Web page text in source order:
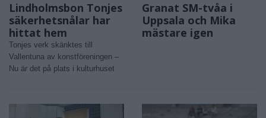
Lindholmsbon Tonjes
säkerhetsnålar har
hittat hem
Tonjes verk skänktes till
Vallentuna av konstföreningen –
Nu är det på plats i kulturhuset
Granat SM-tvåa i
Uppsala och Mika
mästare igen